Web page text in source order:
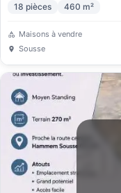
18 pièces 460 m²
Maisons à vendre
Sousse